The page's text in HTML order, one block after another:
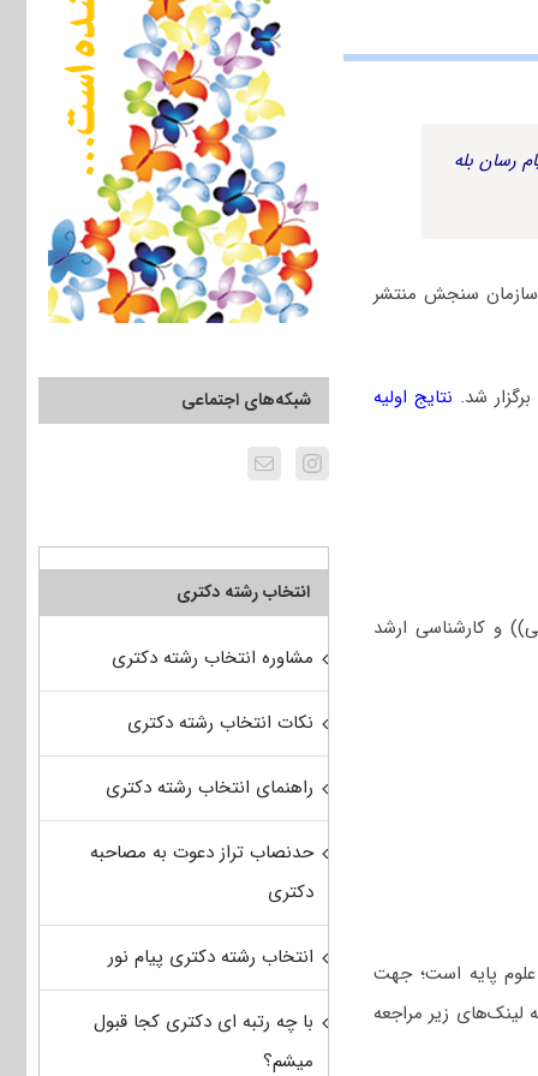
رسان بله
کلیدی از سوی سازمان سنجش منتشر
نتایج اولیه
شناسی فیزیکی (عمومی)) و کارشناسی ارشد
پایه است؛ جهت
استعداد تحصیلی و زبان عمومی کنکور دکتری ژئوفیزیک – گرانی‌سنجی 1401 به لینک‌های زیر مراجعه
شبکه‌های اجتماعی
انتخاب رشته دکتری
مشاوره انتخاب رشته دکتری
نکات انتخاب رشته دکتری
راهنمای انتخاب رشته دکتری
حدنصاب تراز دعوت به مصاحبه
دکتری
انتخاب رشته دکتری پیام نور
با چه رتبه ای دکتری کجا قبول
میشم؟